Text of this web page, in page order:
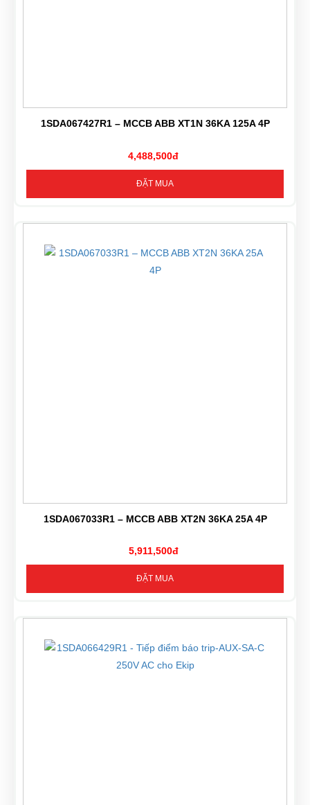
1SDA067427R1 – MCCB ABB XT1N 36KA 125A 4P
4,488,500đ
ĐẶT MUA
1SDA067033R1 – MCCB ABB XT2N 36KA 25A 4P
5,911,500đ
ĐẶT MUA